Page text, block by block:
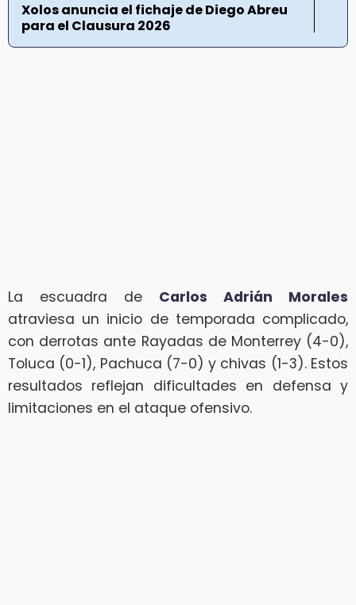
Xolos anuncia el fichaje de Diego Abreu
para el Clausura 2026
La escuadra de Carlos Adrián Morales
atraviesa un inicio de temporada complicado,
con derrotas ante Rayadas de Monterrey (4-0),
Toluca (0-1), Pachuca (7-0) y chivas (1-3). Estos
resultados reflejan dificultades en defensa y
limitaciones en el ataque ofensivo.